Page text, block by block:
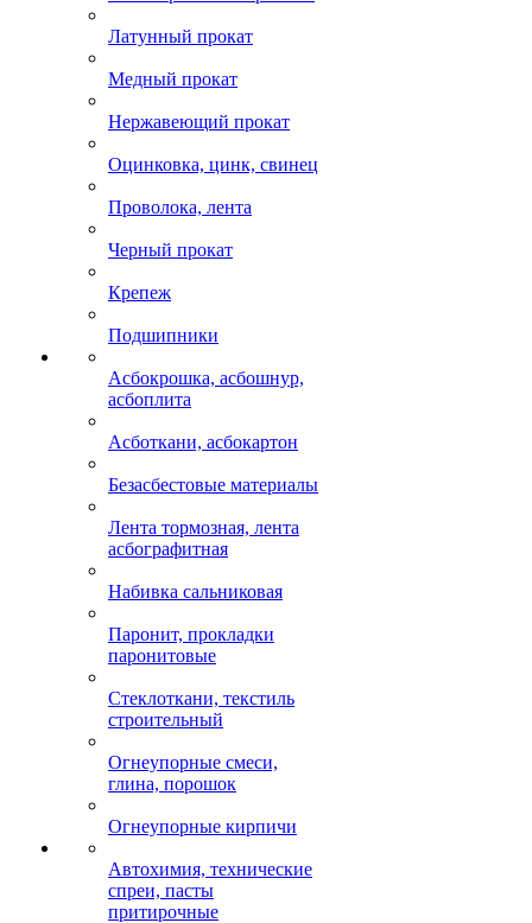
Латунный прокат
Медный прокат
Нержавеющий прокат
Оцинковка, цинк, свинец
Проволока, лента
Черный прокат
Крепеж
Подшипники
Асбокрошка, асбошнур,
асбоплита
Асботкани, асбокартон
Безасбестовые материалы
Лента тормозная, лента
асбографитная
Набивка сальниковая
Паронит, прокладки
паронитовые
Стеклоткани, текстиль
строительный
Огнеупорные смеси,
глина, порошок
Огнеупорные кирпичи
Автохимия, технические
спреи, пасты
притирочные